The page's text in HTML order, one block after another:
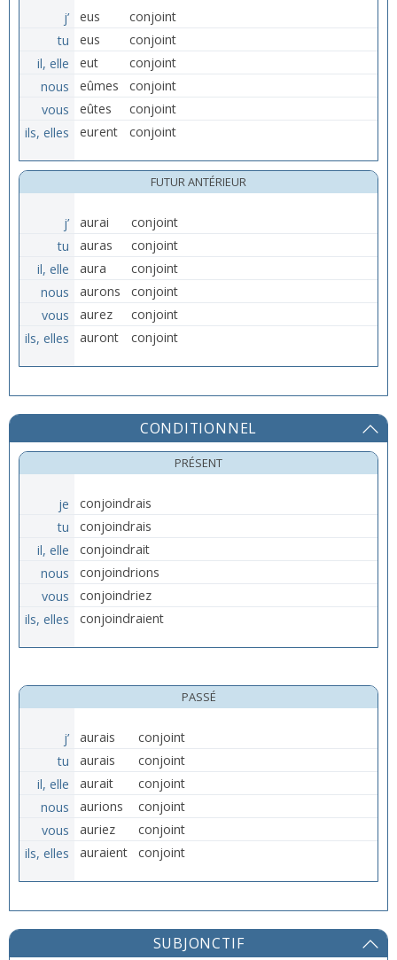
j’ eus
conjoint
tu
eus
conjoint
il, elle
eut
conjoint
nous
eûmes
conjoint
vous
eûtes
conjoint
ils, elles
eurent conjoint
FUTUR ANTÉRIEUR
j’ aurai
conjoint
tu
auras
conjoint
il, elle
aura
conjoint
nous
aurons
conjoint
vous
aurez
conjoint
ils, elles
auront conjoint
CONDITIONNEL
PRÉSENT
je
conjoindrais
tu
conjoindrais
il, elle
conjoindrait
nous
conjoindrions
vous
conjoindriez
ils, elles
conjoindraient
PASSÉ
j’ aurais
conjoint
tu
aurais
conjoint
il, elle
aurait
conjoint
nous
aurions
conjoint
vous
auriez
conjoint
ils, elles
auraient conjoint
SUBJONCTIF